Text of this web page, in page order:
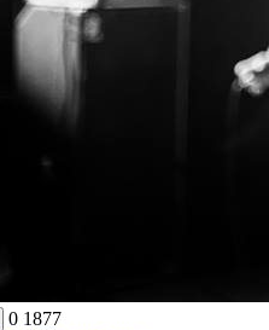
0 1877